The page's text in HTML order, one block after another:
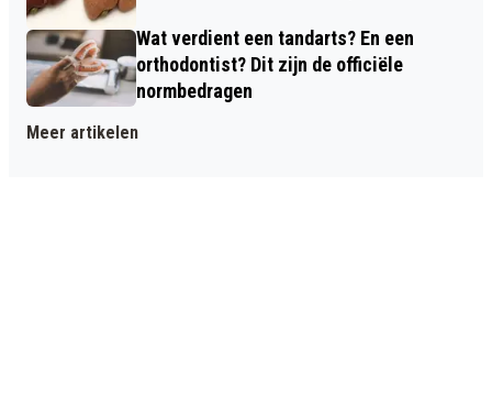
Wat verdient een tandarts? En een
orthodontist? Dit zijn de officiële
normbedragen
Meer artikelen